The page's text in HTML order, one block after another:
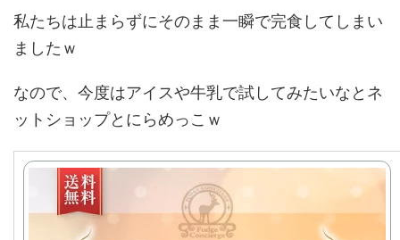
私たちは止まらずにそのまま一瞬で完食してしまい
ましたｗ
なので、今度はアイスや牛乳で試してみたいなとネ
ットショップとにらめっこｗ